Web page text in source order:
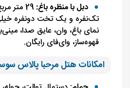
دبل با منظره باغ:
29 متر
تک‌نفره و یک تخت دونفره
نمای باغ، وان، عایق صدا،
قهوه‌ساز، وای‌فای رایگان.
امکانات هتل مرحبا پالاس